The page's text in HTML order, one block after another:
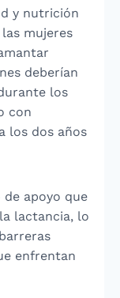
y nutrición
mujeres
deberían
los
con
los dos años
apoyo que
lactancia, lo
enfrentan